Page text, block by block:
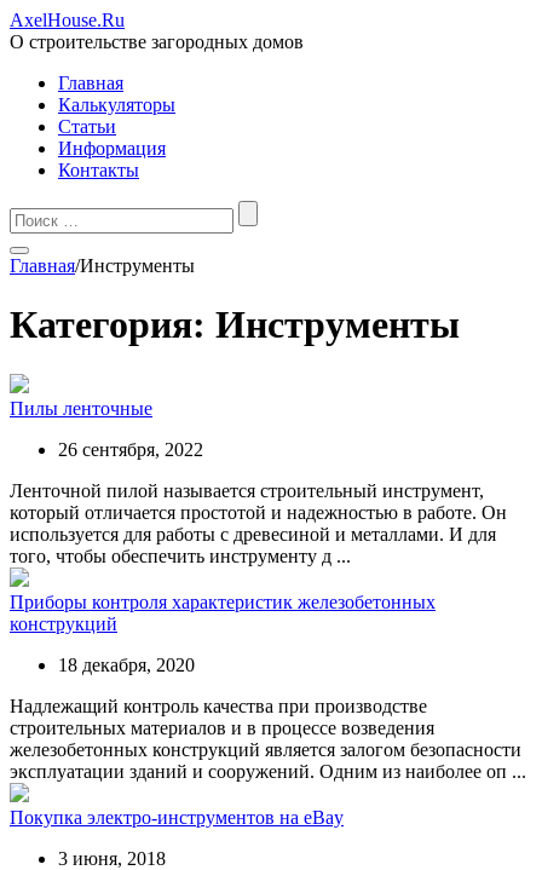
AxelHouse.Ru
О строительстве загородных домов
Главная
Калькуляторы
Статьи
Информация
Контакты
Главная/Инструменты
Категория: Инструменты
Пилы ленточные
26 сентября, 2022
Ленточной пилой называется строительный инструмент,
который отличается простотой и надежностью в работе. Он
используется для работы с древесиной и металлами. И для
того, чтобы обеспечить инструменту д ...
Приборы контроля характеристик железобетонных
конструкций
18 декабря, 2020
Надлежащий контроль качества при производстве
строительных материалов и в процессе возведения
железобетонных конструкций является залогом безопасности
эксплуатации зданий и сооружений. Одним из наиболее оп ...
Покупка электро-инструментов на eBay
3 июня, 2018